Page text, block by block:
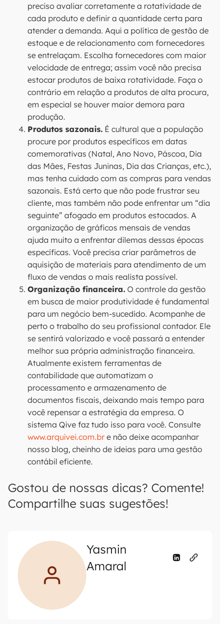
preciso avaliar corretamente a rotatividade de
cada produto e definir a quantidade certa para
atender a demanda. Aqui a política de gestão de
estoque e de relacionamento com fornecedores
se entrelaçam. Escolha fornecedores com maior
velocidade de entrega; assim você não precisa
estocar produtos de baixa rotatividade. Faça o
contrário em relação a produtos de alta procura,
em especial se houver maior demora para
produção.
Produtos sazonais. É cultural que a população
procure por produtos específicos em datas
comemorativas (Natal, Ano Novo, Páscoa, Dia
das Mães, Festas Juninas, Dia das Crianças, etc.),
mas tenha cuidado com as compras para vendas
sazonais. Está certo que não pode frustrar seu
cliente, mas também não pode enfrentar um “dia
seguinte” afogado em produtos estocados. A
organização de gráficos mensais de vendas
ajuda muito a enfrentar dilemas dessas épocas
específicas. Você precisa criar parâmetros de
aquisição de materiais para atendimento de um
fluxo de vendas o mais realista possível.
Organização financeira. O controle da gestão
em busca de maior produtividade é fundamental
para um negócio bem-sucedido. Acompanhe de
perto o trabalho do seu profissional contador. Ele
se sentirá valorizado e você passará a entender
melhor sua própria administração financeira.
Atualmente existem ferramentas de
contabilidade que automatizam o
processamento e armazenamento de
documentos fiscais, deixando mais tempo para
você repensar a estratégia da empresa. O
sistema Qive faz tudo isso para você. Consulte
www.arquivei.com.br e não deixe acompanhar
nosso blog, cheinho de ideias para uma gestão
contábil eficiente.
Gostou de nossas dicas? Comente!
Compartilhe suas sugestões!
Yasmin
Amaral